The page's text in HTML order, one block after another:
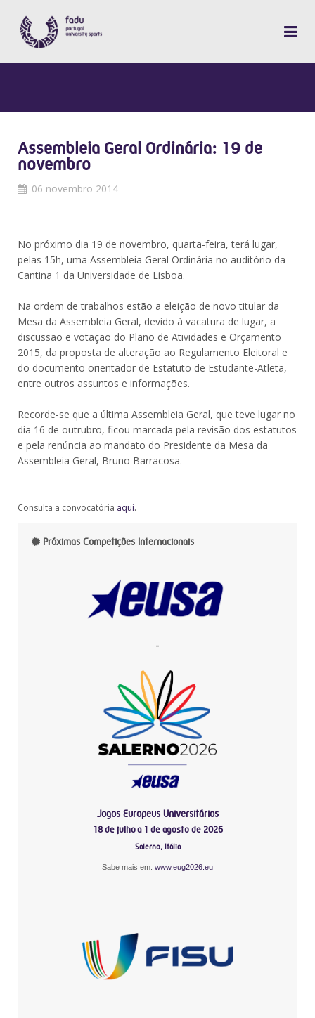
Assembleia Geral Ordinária: 19 de
novembro
06 novembro 2014
No próximo dia 19 de novembro, quarta-feira, terá lugar,
pelas 15h, uma Assembleia Geral Ordinária no auditório da
Cantina 1 da Universidade de Lisboa.
Na ordem de trabalhos estão a eleição de novo titular da
Mesa da Assembleia Geral, devido à vacatura de lugar, a
discussão e votação do Plano de Atividades e Orçamento
2015, da proposta de alteração ao Regulamento Eleitoral e
do documento orientador de Estatuto de Estudante-Atleta,
entre outros assuntos e informações.
Recorde-se que a última Assembleia Geral, que teve lugar no
dia 16 de outrubro, ficou marcada pela revisão dos estatutos
e pela renúncia ao mandato do Presidente da Mesa da
Assembleia Geral, Bruno Barracosa.
Consulta a convocatória aqui.
Próximas Competições Internacionais
-
Jogos Europeus Universitários
18 de julho a 1 de agosto de 2026
Salerno, Itália
Sabe mais em: www.eug2026.eu
-
-